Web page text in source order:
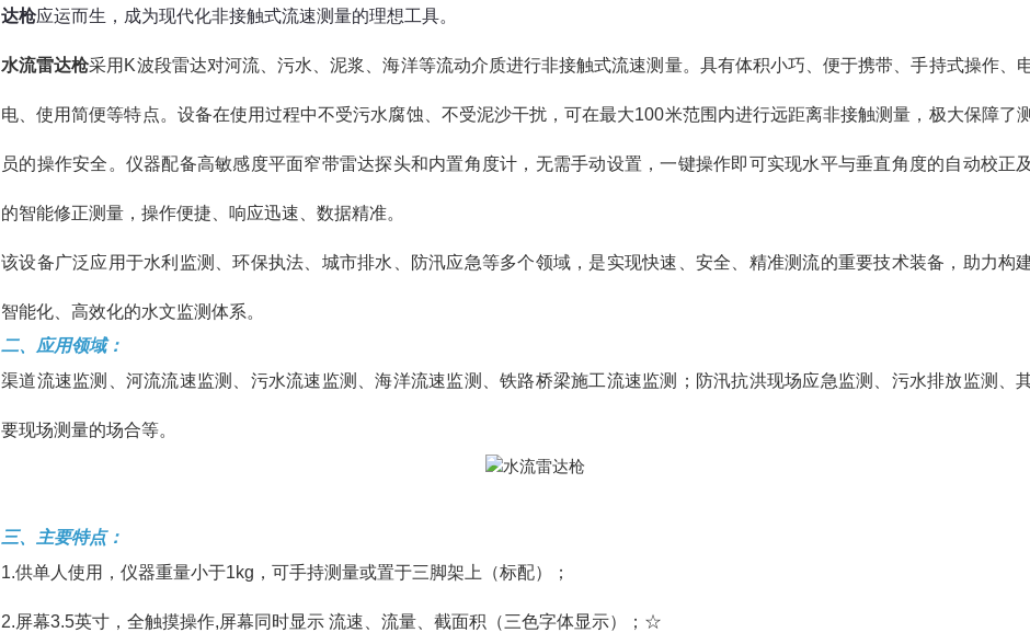
达枪应运而生，成为现代化非接触式流速测量的理想工具。
水流雷达枪采用K波段雷达对河流、污水、泥浆、海洋等流动介质进行非接触式流速测量。具有体积小巧、便于携带、手持式操作、
电、使用简便等特点。设备在使用过程中不受污水腐蚀、不受泥沙干扰，可在最大100米范围内进行远距离非接触测量，极大保障了
员的操作安全。仪器配备高敏感度平面窄带雷达探头和内置角度计，无需手动设置，一键操作即可实现水平与垂直角度的自动校正
的智能修正测量，操作便捷、响应迅速、数据精准。
该设备广泛应用于水利监测、环保执法、城市排水、防汛应急等多个领域，是实现快速、安全、精准测流的重要技术装备，助力构
智能化、高效化的水文监测体系。
二、应用领域：
渠道流速监测、河流流速监测、污水流速监测、海洋流速监测、铁路桥梁施工流速监测；防汛抗洪现场应急监测、污水排放监测、
要现场测量的场合等。
三、主要特点：
1.供单人使用，仪器重量小于1kg，可手持测量或置于三脚架上（标配）；
2.屏幕3.5英寸，全触摸操作,屏幕同时显示 流速、流量、截面积（三色字体显示）；☆